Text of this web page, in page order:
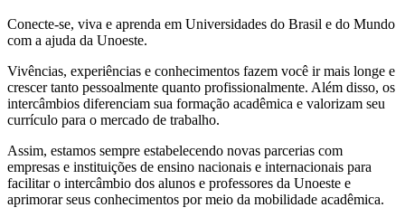
Conecte-se, viva e aprenda em Universidades do Brasil e do Mundo
com a ajuda da Unoeste.
Vivências, experiências e conhecimentos fazem você ir mais longe e
crescer tanto pessoalmente quanto profissionalmente. Além disso, os
intercâmbios diferenciam sua formação acadêmica e valorizam seu
currículo para o mercado de trabalho.
Assim, estamos sempre estabelecendo novas parcerias com
empresas e instituições de ensino nacionais e internacionais para
facilitar o intercâmbio dos alunos e professores da Unoeste e
aprimorar seus conhecimentos por meio da mobilidade acadêmica.